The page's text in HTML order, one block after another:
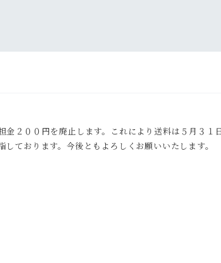
２００円を廃止します。これにより送料は５月３１
ております。今後ともよろしくお願いいたします。